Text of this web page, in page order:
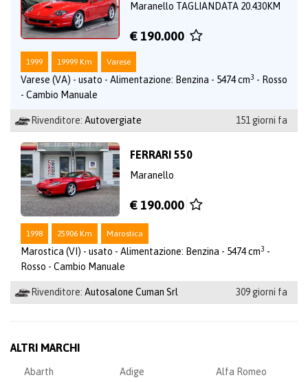
Maranello TAGLIANDATA 20.430KM
€ 190.000
1999 19999 Km Varese
Varese (VA) - usato - Alimentazione: Benzina - 5474 cm3 - Rosso
- Cambio Manuale
Rivenditore: Autovergiate 151 giorni fa
FERRARI 550
Maranello
€ 190.000
1998 25906 Km Marostica
Marostica (VI) - usato - Alimentazione: Benzina - 5474 cm3 -
Rosso - Cambio Manuale
Rivenditore: Autosalone Cuman Srl 309 giorni fa
ALTRI MARCHI
Abarth Adige
Alfa Romeo